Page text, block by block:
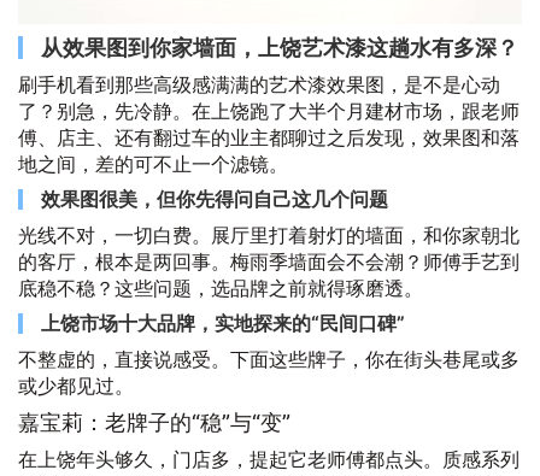
从效果图到你家墙面，上饶艺术漆这趟水有多深？
刷手机看到那些高级感满满的艺术漆效果图，是不是心动
了？别急，先冷静。在上饶跑了大半个月建材市场，跟老师
傅、店主、还有翻过车的业主都聊过之后发现，效果图和落
地之间，差的可不止一个滤镜。
效果图很美，但你先得问自己这几个问题
光线不对，一切白费。展厅里打着射灯的墙面，和你家朝北
的客厅，根本是两回事。梅雨季墙面会不会潮？师傅手艺到
底稳不稳？这些问题，选品牌之前就得琢磨透。
上饶市场十大品牌，实地探来的“民间口碑”
不整虚的，直接说感受。下面这些牌子，你在街头巷尾或多
或少都见过。
嘉宝莉：老牌子的“稳”与“变”
在上饶年头够久，门店多，提起它老师傅都点头。质感系列